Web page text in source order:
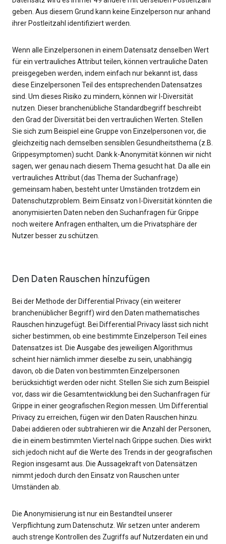
geben. Aus diesem Grund kann keine Einzelperson nur anhand
ihrer Postleitzahl identifiziert werden.
Wenn alle Einzelpersonen in einem Datensatz denselben Wert
für ein vertrauliches Attribut teilen, können vertrauliche Daten
preisgegeben werden, indem einfach nur bekannt ist, dass
diese Einzelpersonen Teil des entsprechenden Datensatzes
sind. Um dieses Risiko zu mindern, können wir l-Diversität
nutzen. Dieser branchenübliche Standardbegriff beschreibt
den Grad der Diversität bei den vertraulichen Werten. Stellen
Sie sich zum Beispiel eine Gruppe von Einzelpersonen vor, die
gleichzeitig nach demselben sensiblen Gesundheitsthema (z.B.
Grippesymptomen) sucht. Dank k-Anonymität können wir nicht
sagen, wer genau nach diesem Thema gesucht hat. Da alle ein
vertrauliches Attribut (das Thema der Suchanfrage)
gemeinsam haben, besteht unter Umständen trotzdem ein
Datenschutzproblem. Beim Einsatz von l-Diversität könnten die
anonymisierten Daten neben den Suchanfragen für Grippe
noch weitere Anfragen enthalten, um die Privatsphäre der
Nutzer besser zu schützen.
Den Daten Rauschen hinzufügen
Bei der Methode der Differential Privacy (ein weiterer
branchenüblicher Begriff) wird den Daten mathematisches
Rauschen hinzugefügt. Bei Differential Privacy lässt sich nicht
sicher bestimmen, ob eine bestimmte Einzelperson Teil eines
Datensatzes ist. Die Ausgabe des jeweiligen Algorithmus
scheint hier nämlich immer dieselbe zu sein, unabhängig
davon, ob die Daten von bestimmten Einzelpersonen
berücksichtigt werden oder nicht. Stellen Sie sich zum Beispiel
vor, dass wir die Gesamtentwicklung bei den Suchanfragen für
Grippe in einer geografischen Region messen. Um Differential
Privacy zu erreichen, fügen wir den Daten Rauschen hinzu.
Dabei addieren oder subtrahieren wir die Anzahl der Personen,
die in einem bestimmten Viertel nach Grippe suchen. Dies wirkt
sich jedoch nicht auf die Werte des Trends in der geografischen
Region insgesamt aus. Die Aussagekraft von Datensätzen
nimmt jedoch durch den Einsatz von Rauschen unter
Umständen ab.
Die Anonymisierung ist nur ein Bestandteil unserer
Verpflichtung zum Datenschutz. Wir setzen unter anderem
auch strenge Kontrollen des Zugriffs auf Nutzerdaten ein und